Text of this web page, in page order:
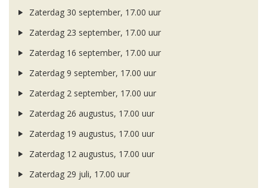
Zaterdag 30 september, 17.00 uur
Zaterdag 23 september, 17.00 uur
Zaterdag 16 september, 17.00 uur
Zaterdag 9 september, 17.00 uur
Zaterdag 2 september, 17.00 uur
Zaterdag 26 augustus, 17.00 uur
Zaterdag 19 augustus, 17.00 uur
Zaterdag 12 augustus, 17.00 uur
Zaterdag 29 juli, 17.00 uur